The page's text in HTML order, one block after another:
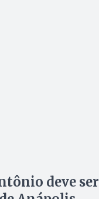
deve